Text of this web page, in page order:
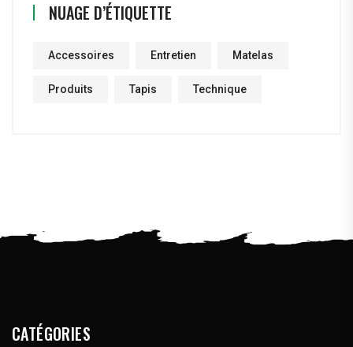
NUAGE D’ÉTIQUETTE
Accessoires Entretien Matelas
Produits Tapis Technique
CATÉGORIES